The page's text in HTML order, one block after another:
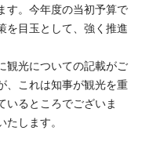
す。今年度の当初予算で
を目玉として、強く推進
観光についての記載がご
、これは知事が観光を重
いるところでございま
します。